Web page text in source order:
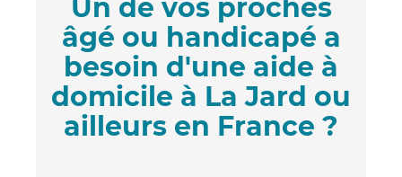
Un de vos proches
âgé ou handicapé a
besoin d'une aide à
domicile à La Jard ou
ailleurs en France ?